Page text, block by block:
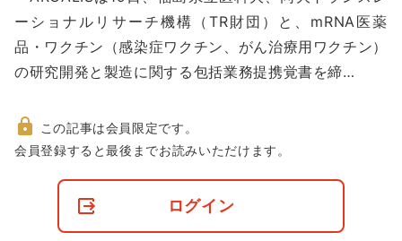
動ーショナルリサーチ機構（TR財団）と、mRNA医薬
品・ワクチン（感染症ワクチン、がん治療用ワクチン）
の研究開発と製造に関する包括業務提携覚書を締…
非
この記事は会員限定です。
会員登録すると最後までお読みいただけます。
ログイン